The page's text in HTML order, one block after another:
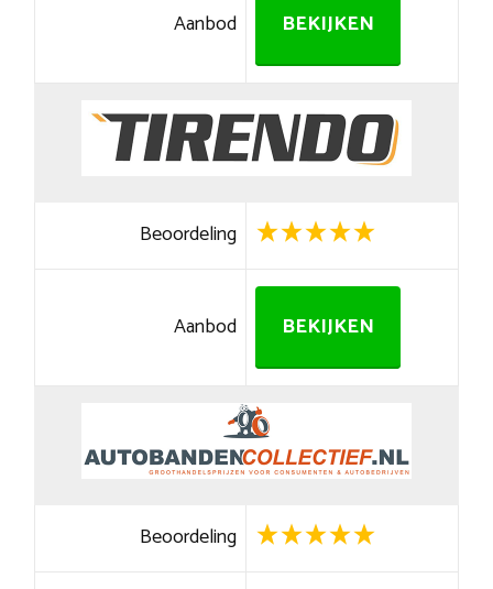
Aanbod BEKIJKEN
Beoordeling
Aanbod BEKIJKEN
Beoordeling